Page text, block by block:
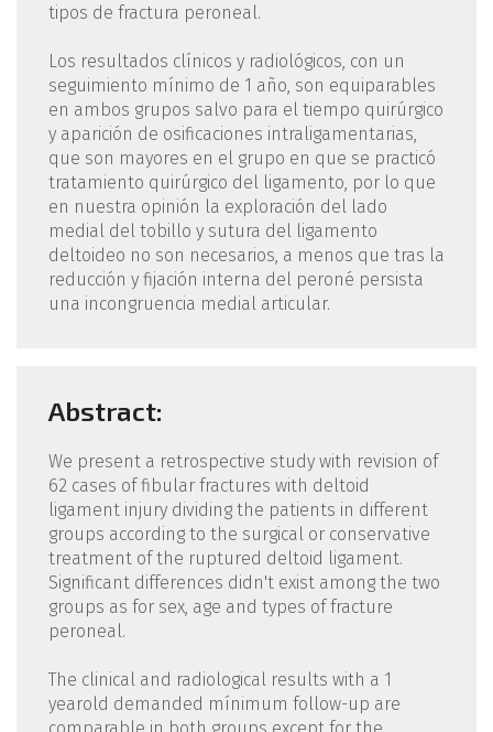
tipos de fractura peroneal.
Los resultados clínicos y radiológicos, con un
seguimiento mínimo de 1 año, son equiparables
en ambos grupos salvo para el tiempo quirúrgico
y aparición de osificaciones intraligamentarias,
que son mayores en el grupo en que se practicó
tratamiento quirúrgico del ligamento, por lo que
en nuestra opinión la exploración del lado
medial del tobillo y sutura del ligamento
deltoideo no son necesarios, a menos que tras la
reducción y fijación interna del peroné persista
una incongruencia medial articular.
Abstract:
We present a retrospective study with revision of
62 cases of fibular fractures with deltoid
ligament injury dividing the patients in different
groups according to the surgical or conservative
treatment of the ruptured deltoid ligament.
Significant differences didn't exist among the two
groups as for sex, age and types of fracture
peroneal.
The clinical and radiological results with a 1
yearold demanded mínimum follow-up are